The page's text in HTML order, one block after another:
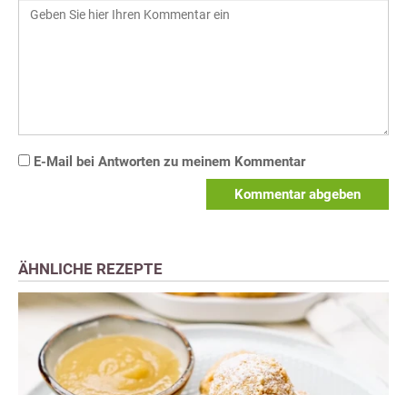
E-Mail bei Antworten zu meinem Kommentar
Kommentar abgeben
ÄHNLICHE REZEPTE